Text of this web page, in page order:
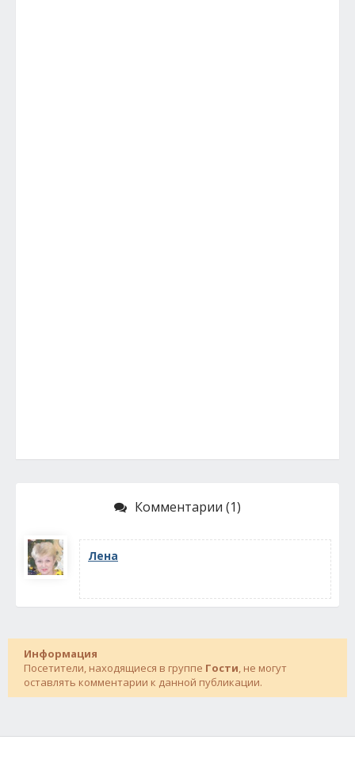
Комментарии (1)
Лена
Информация
Посетители, находящиеся в группе Гости, не могут
оставлять комментарии к данной публикации.